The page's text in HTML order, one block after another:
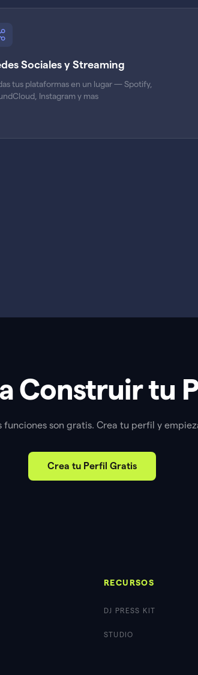
Sociales y Streaming
tus plataformas en un lugar — Spotify,
Instagram y mas
Construir tu
funciones son gratis. Crea tu perfil y
Crea tu Perfil Gratis
RECURSOS
DJ PRESS KIT
STUDIO